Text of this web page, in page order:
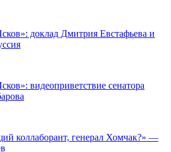
доклад Дмитрия Евстафьева и
видеоприветствие сенатора
коллаборант, генерал Хомчак?» —